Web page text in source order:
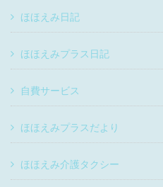
ほほえみ日記
ほほえみプラス日記
自費サービス
ほほえみプラスだより
ほほえみ介護タクシー